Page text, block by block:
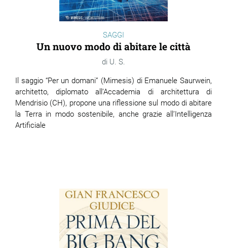
SAGGI
Un nuovo modo di abitare le città
U. S.
Il saggio “Per un domani” (Mimesis) di Emanuele Saurwein,
architetto, diplomato all’Accademia di architettura di
Mendrisio (CH), propone una riflessione sul modo di abitare
la Terra in modo sostenibile, anche grazie all’Intelligenza
Artificiale